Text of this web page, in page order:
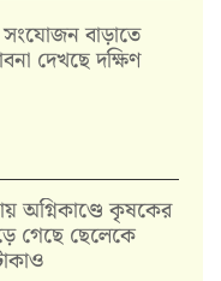
বাড়াতে
দেখছে দক্ষিণ
অগ্নিকাণ্ডে কৃষকের
গেছে ছেলেকে